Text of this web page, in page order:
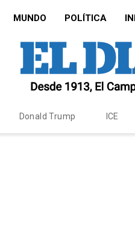
MUNDO POLÍTICA
Donald Trump ICE